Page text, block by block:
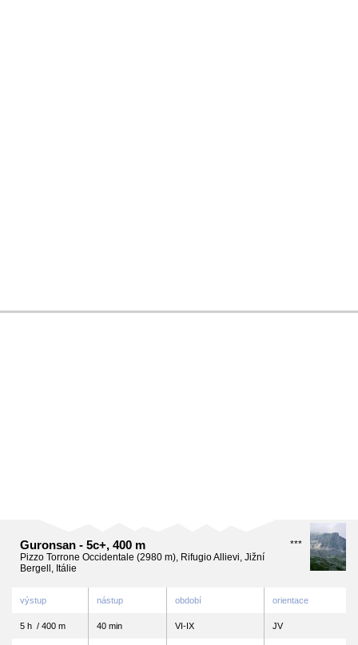
***
Guronsan - 5c+, 400 m
Pizzo Torrone Occidentale (2980 m), Rifugio Allievi, Jižní
Bergell, Itálie
výstup nástup období orientace
5 h / 400 m 40 min VI-IX JV